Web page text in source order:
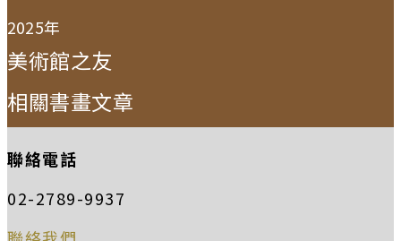
2025年
美術館之友
相關書畫文章
聯絡電話
02-2789-9937